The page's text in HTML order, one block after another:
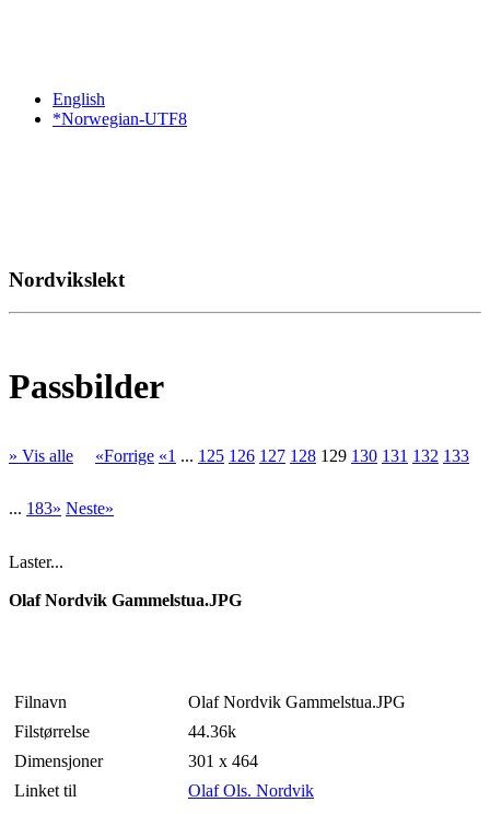
English
*Norwegian-UTF8
Nordvikslekt
Passbilder
» Vis alle «Forrige «1 ... 125 126 127 128 129 130 131 132 133
... 183» Neste»
Laster...
Olaf Nordvik Gammelstua.JPG
Filnavn
Olaf Nordvik Gammelstua.JPG
Filstørrelse
44.36k
Dimensjoner
301 x 464
Linket til
Olaf Ols. Nordvik